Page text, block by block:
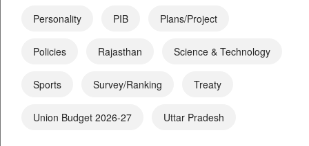
Personality PIB Plans/Project
Policies Rajasthan Science & Technology
Sports Survey/Ranking Treaty
Union Budget 2026-27 Uttar Pradesh